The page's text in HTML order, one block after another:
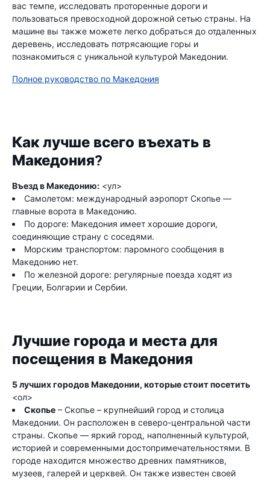
вас темпе, исследовать проторенные дороги и
пользоваться превосходной дорожной сетью страны. На
машине вы также можете легко добраться до отдаленных
деревень, исследовать потрясающие горы и
познакомиться с уникальной культурой Македонии.
Полное руководство по Македония
Как лучше всего въехать в
Македония?
Въезд в Македонию: <ул>
Самолетом: международный аэропорт Скопье —
главные ворота в Македонию.
По дороге: Македония имеет хорошие дороги,
соединяющие страну с соседями.
Морским транспортом: паромного сообщения в
Македонию нет.
По железной дороге: регулярные поезда ходят из
Греции, Болгарии и Сербии.
Лучшие города и места для
посещения в Македония
5 лучших городов Македонии, которые стоит посетить
<ол>
Скопье – Скопье – крупнейший город и столица
Македонии. Он расположен в северо-центральной части
страны. Скопье — яркий город, наполненный культурой,
историей и современными достопримечательностями. В
городе находится множество древних памятников,
музеев, галерей и церквей. Он также известен своей